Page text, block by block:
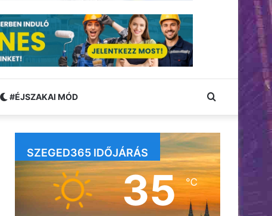
#ÉJSZAKAI MÓD Keresés:
SZEGED365 IDŐJÁRÁS
35℃